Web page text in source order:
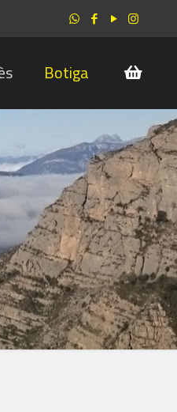
Botiga